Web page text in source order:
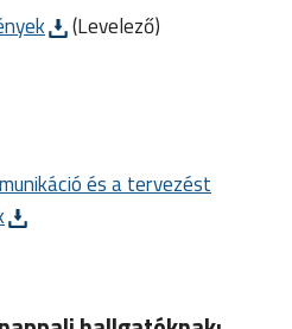
(Levelező)
és a tervezést